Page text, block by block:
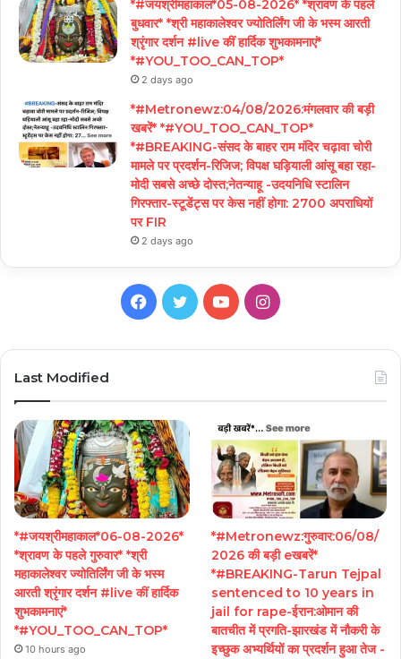
*#जयश्रीमहाकाल*05-08-2026* *श्रावण के पहले
बुधवार* *श्री महाकालेश्वर ज्योतिर्लिंग जी के भस्म आरती
श्रृंगार दर्शन #live कीं हार्दिक शुभकामनाएं*
*#YOU_TOO_CAN_TOP*
2 days ago
*#Metronewz:04/08/2026:मंगलवार की बड़ी
खबरें* *#YOU_TOO_CAN_TOP*
*#BREAKING-संसद के बाहर राम मंदिर चढ़ावा चोरी
मामले पर प्रदर्शन-रिजिज; विपक्ष घड़ियाली आंसू बहा रहा-
मोदी सबसे अच्छे दोस्त;नेतन्याहू -उदयनिधि स्टालिन
गिरफ्तार-स्टूडेंट्स पर केस नहीं होगा: 2700 अपराधियों
पर FIR
2 days ago
Facebook
TwitterYouTubeInstagram
Last Modified
*#जयश्रीमहाकाल*06-08-2026*
*श्रावण के पहले गुरुवार* *श्री
महाकालेश्वर ज्योतिर्लिंग जी के भस्म
आरती श्रृंगार दर्शन #live कीं हार्दिक
शुभकामनाएं*
*#YOU_TOO_CAN_TOP*
10 hours ago
*#Metronewz:गुरुवार:06/08/
2026 की बड़ी eखबरें*
*#BREAKING-Tarun Tejpal
sentenced to 10 years in
jail for rape-ईरान:ओमान की
बातचीत में प्रगति-झारखंड में नौकरी के
इच्छुक अभ्यर्थियों का प्रदर्शन हुआ तेज -